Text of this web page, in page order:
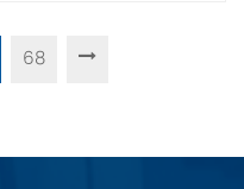
68